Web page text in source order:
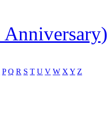
P Q R S T U V W X Y Z